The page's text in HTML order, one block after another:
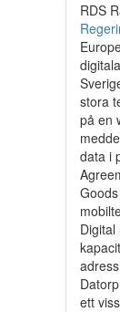
RDS
stora
på en
data i
ett